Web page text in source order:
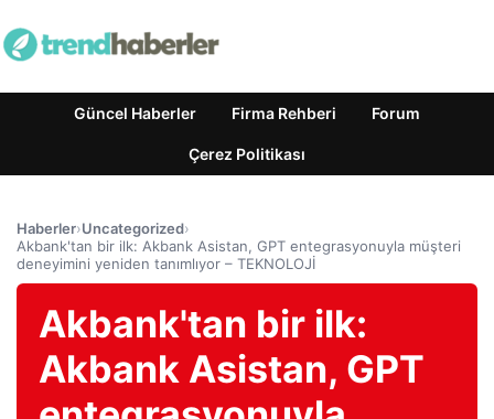
Güncel Haberler Firma Rehberi Forum
Çerez Politikası
Haberler›Uncategorized›
Akbank'tan bir ilk: Akbank Asistan, GPT entegrasyonuyla müşteri
deneyimini yeniden tanımlıyor – TEKNOLOJİ
Akbank'tan bir ilk:
Akbank Asistan, GPT